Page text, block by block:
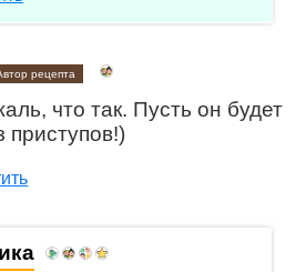
рецепта
что так. Пусть он будет
приступов!)